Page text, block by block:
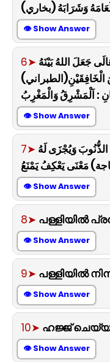
وَشَرَابَهُ (بخاري)
👁 Show Answer
6➤ جَعَلَ اللهُ بَيْنَهُ
الْخَافِقَيْنِ(الطبراني)
: اَلْمَشْرِقُ وَالْمَغْرِبُ
👁 Show Answer
7➤ وَيُجْزَى لَهُ
مَعْنَى يَعْكِفُ يَمْنَعُ
👁 Show Answer
8➤ പള്ളിയിൽ
👁 Show Answer
9➤ പള്ളിയിൽ
👁 Show Answer
10➤ ഹജ്ജ്
👁 Show Answer